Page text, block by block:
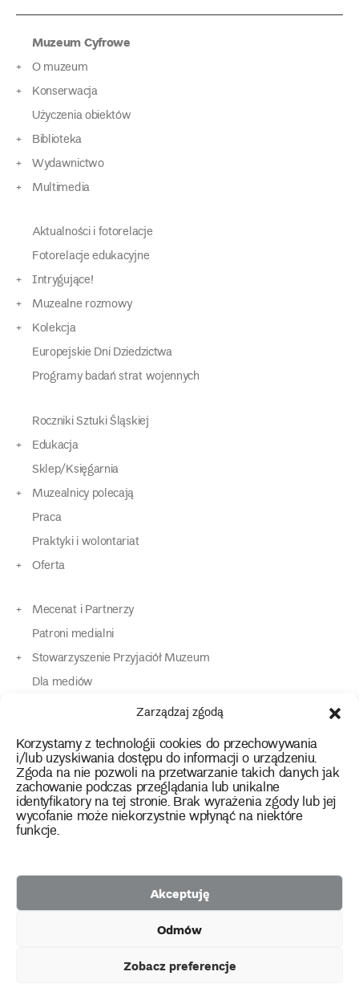
Zarządzaj zgodą
Korzystamy z technologii cookies do przechowywania
i/lub uzyskiwania dostępu do informacji o urządzeniu.
Zgoda na nie pozwoli na przetwarzanie takich danych jak
zachowanie podczas przeglądania lub unikalne
identyfikatory na tej stronie. Brak wyrażenia zgody lub jej
wycofanie może niekorzystnie wpłynąć na niektóre
funkcje.
Akceptuję
Odmów
Zobacz preferencje
Muzeum Cyfrowe
O muzeum
Konserwacja
Użyczenia obiektów
Biblioteka
Wydawnictwo
Multimedia
Aktualności i fotorelacje
Fotorelacje edukacyjne
Intrygujące!
Muzealne rozmowy
Kolekcja
Europejskie Dni Dziedzictwa
Programy badań strat wojennych
Roczniki Sztuki Śląskiej
Edukacja
Sklep/Księgarnia
Muzealnicy polecają
Praca
Praktyki i wolontariat
Oferta
Mecenat i Partnerzy
Patroni medialni
Stowarzyszenie Przyjaciół Muzeum
Dla mediów
Dla osób o specjalnych potrzebach
Kontakt
instagram
twitterfacebookyoutube
tiktok
2026 Copyright by Muzeum Narodowe we Wrocławiu
Polityka prywatności
Etnograficznego
Facebook
Racławickiej
facebook
Przyjaciół